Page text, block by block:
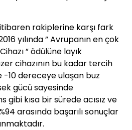
rakiplerine karşı fark
yılında ” Avrupanın en çok
” ödülüne layık
cihazının bu kadar tercih
-10 dereceye ulaşan buz
gücü sayesinde
kısa bir sürede acısız ve
arasında başarılı sonuçlar